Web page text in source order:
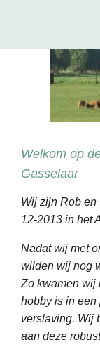
naar
hoofdinhoud
Welkom op
Gasselaar
Wij zijn Rob
12-2013 in het
Nadat wij met
wilden wij nog
Zo kwamen wij
hobby is in
verslaving. Wij
aan deze